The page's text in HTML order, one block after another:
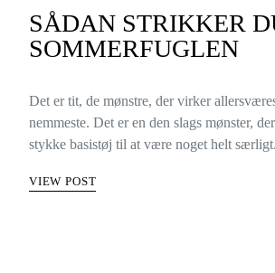
SÅDAN STRIKKER
SOMMERFUGLEN
Det er tit, de mønstre, der virker
nemmeste. Det er en den slags mønster,
stykke basistøj til at være noget helt
VIEW POST